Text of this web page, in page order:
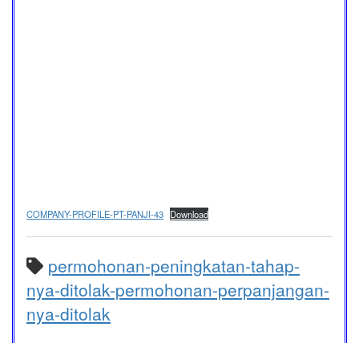
COMPANY-PROFILE-PT-PANJI-43 Download
permohonan-peningkatan-tahap-
nya-ditolak-permohonan-perpanjangan-
nya-ditolak